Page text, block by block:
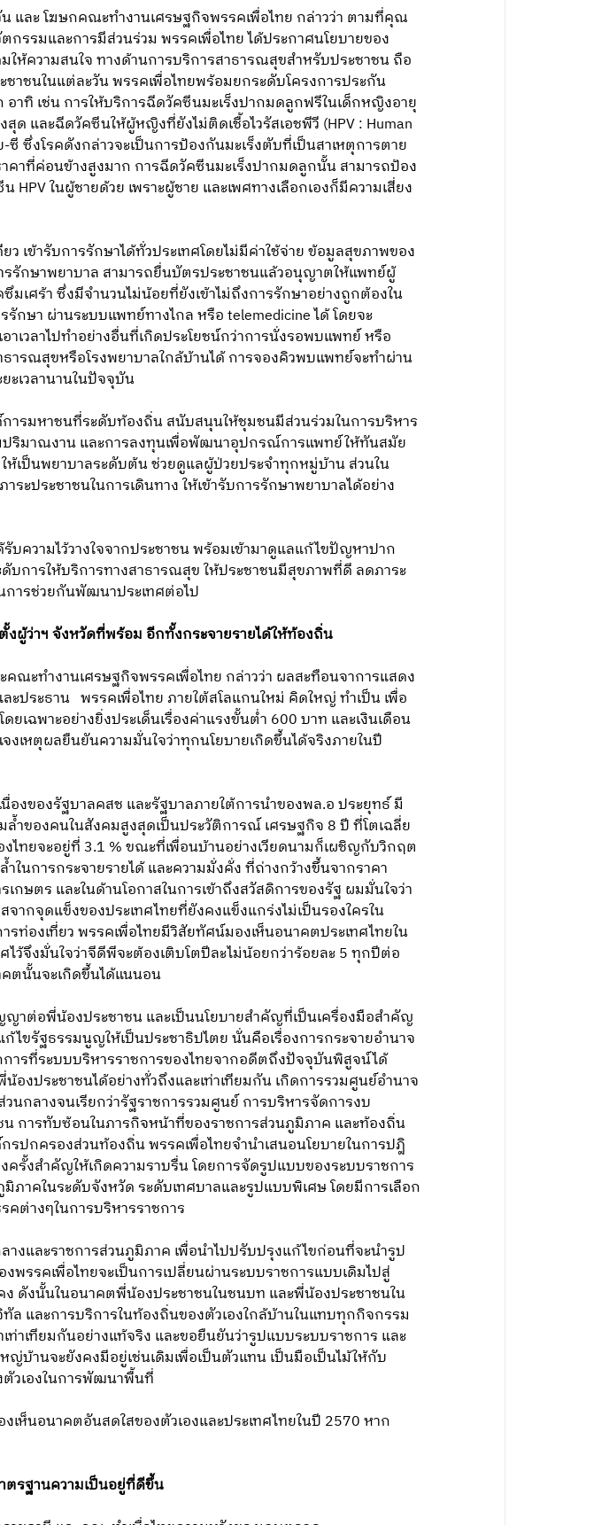
และ โฆษกคณะทำงานเศรษฐกิจพรรคเพื่อไทย กล่าวว่า ตามที่คุณ
รรมและการมีส่วนร่วม พรรคเพื่อไทย ได้ประกาศนโยบายของ
ห้ความสนใจ ทางด้านการบริการสาธารณสุขสำหรับประชาชน ถือ
าชนในแต่ละวัน พรรคเพื่อไทยพร้อมยกระดับโครงการประกัน
าทิ เช่น การให้บริการฉีดวัคซีนมะเร็งปากมดลูกฟรีในเด็กหญิงอายุ
และฉีดวัคซีนให้ผู้หญิงที่ยังไม่ติดเชื้อไวรัสเอชพีวี (HPV : Human
ซึ่งโรคดังกล่าวจะเป็นการป้องกันมะเร็งตับที่เป็นสาเหตุการตาย
าที่ค่อนข้างสูงมาก การฉีดวัคซีนมะเร็งปากมดลูกนั้น สามารถป้อง
ในผู้ชายด้วย เพราะผู้ชาย และเพศทางเลือกเองก็มีความเสี่ยง
เข้ารับการรักษาได้ทั่วประเทศโดยไม่มีค่าใช้จ่าย ข้อมูลสุขภาพของ
รรักษาพยาบาล สามารถยื่นบัตรประชาชนแล้วอนุญาตให้แพทย์ผู้
เศร้า ซึ่งมีจำนวนไม่น้อยที่ยังเข้าไม่ถึงการรักษาอย่างถูกต้องใน
ษา ผ่านระบบแพทย์ทางไกล หรือ telemedicine ได้ โดยจะ
าเวลาไปทำอย่างอื่นที่เกิดประโยชน์กว่าการนั่งรอพบแพทย์ หรือ
รณสุขหรือโรงพยาบาลใกล้บ้านได้ การจองคิวพบแพทย์จะทำผ่าน
ะเวลานานในปัจจุบัน
ารมหาชนที่ระดับท้องถิ่น สนับสนุนให้ชุมชนมีส่วนร่วมในการบริหาร
ปริมาณงาน และการลงทุนเพื่อพัฒนาอุปกรณ์การแพทย์ให้ทันสมัย
เป็นพยาบาลระดับต้น ช่วยดูแลผู้ป่วยประจำทุกหมู่บ้าน ส่วนใน
ะประชาชนในการเดินทาง ให้เข้ารับการรักษาพยาบาลได้อย่าง
วามไว้วางใจจากประชาชน พร้อมเข้ามาดูแลแก้ไขปัญหาปาก
การให้บริการทางสาธารณสุข ให้ประชาชนมีสุขภาพที่ดี ลดภาระ
การช่วยกันพัฒนาประเทศต่อไป
งผู้ว่าฯ จังหวัดที่พร้อม อีกทั้งกระจายรายได้ให้ท้องถิ่น
ะทำงานเศรษฐกิจพรรคเพื่อไทย กล่าวว่า ผลสะทือนจาการแสดง
ประธาน พรรคเพื่อไทย ภายใต้สโลแกนใหม่ คิดใหญ่ ทำเป็น เพื่อ
เฉพาะอย่างยิ่งประเด็นเรื่องค่าแรงขั้นต่ำ 600 บาท และเงินเดือน
หตุผลยืนยันความมั่นใจว่าทุกนโยบายเกิดขึ้นได้จริงภายในปี
องของรัฐบาลคสช และรัฐบาลภายใต้การนำของพล.อ ประยุทธ์ มี
ำของคนในสังคมสูงสุดเป็นประวัติการณ์ เศรษฐกิจ 8 ปี ที่โตเฉลี่ย
ไทยจะอยู่ที่ 3.1 % ขณะที่เพื่อนบ้านอย่างเวียดนามก็เผชิญกับวิกฤต
ในการกระจายรายได้ และความมั่งคั่ง ที่ถ่างกว้างขึ้นจากราคา
ษตร และในด้านโอกาสในการเข้าถึงสวัสดิการของรัฐ ผมมั่นใจว่า
ากจุดแข็งของประเทศไทยที่ยังคงแข็งแกร่งไม่เป็นรองใครใน
องเที่ยว พรรคเพื่อไทยมีวิสัยทัศน์มองเห็นอนาคตประเทศไทยใน
ว้จึงมั่นใจว่าจีดีพีจะต้องเติบโตปีละไม่น้อยกว่าร้อยละ 5 ทุกปีต่อ
ตนั้นจะเกิดขึ้นได้แนนอน
าต่อพี่น้องประชาชน และเป็นนโยบายสำคัญที่เป็นเครื่องมือสำคัญ
ไขรัฐธรรมนูญให้เป็นประชาธิปไตย นั่นคือเรื่องการกระจายอำนาจ
ารที่ระบบบริหารราชการของไทยจากอดีตถึงปัจจุบันพิสูจน์ได้
องประชาชนได้อย่างทั่วถึงและเท่าเทียมกัน เกิดการรวมศูนย์อำนาจ
กลางจนเรียกว่ารัฐราชการรวมศูนย์ การบริหารจัดการงบ
การทับซ้อนในภารกิจหน้าที่ของราชการส่วนภูมิภาค และท้องถิ่น
ปกครองส่วนท้องถิ่น พรรคเพื่อไทยจำนำเสนอนโยบายในการปฎิ
รั้งสำคัญให้เกิดความราบรื่น โดยการจัดรูปแบบของระบบราชการ
ภาคในระดับจังหวัด ระดับเทศบาลและรูปแบบพิเศษ โดยมีการเลือก
ต่างๆในการบริหารราชการ
งและราชการส่วนภูมิภาค เพื่อนำไปปรับปรุงแก้ไขก่อนที่จะนำรูป
พรรคเพื่อไทยจะเป็นการเปลี่ยนผ่านระบบราชการแบบเดิมไปสู่
ดังนั้นในอนาคตพี่น้องประชาชนในชนบท และพี่น้องประชาชนใน
ล และการบริการในท้องถิ่นของตัวเองใกล้บ้านในแทบทุกกิจกรรม
ท่าเทียมกันอย่างแท้จริง และขอยืนยันว่ารูปแบบระบบราชการ และ
บ้านจะยังคงมีอยู่เช่นเดิมเพื่อเป็นตัวแทน เป็นมือเป็นไม้ให้กับ
วเองในการพัฒนาพื้นที่
ห็นอนาคตอันสดใสของตัวเองและประเทศไทยในปี 2570 หาก
ตรฐานความเป็นอยู่ที่ดีขึ้น